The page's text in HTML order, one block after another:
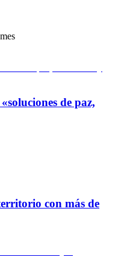
de paz,
con más de